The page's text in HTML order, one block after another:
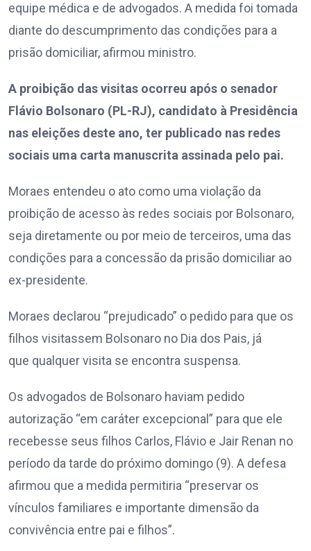
equipe médica e de advogados. A medida foi tomada
diante do descumprimento das condições para a
prisão domiciliar, afirmou ministro.
A proibição das visitas ocorreu após o senador
Flávio Bolsonaro (PL-RJ), candidato à Presidência
nas eleições deste ano, ter publicado nas redes
sociais uma carta manuscrita assinada pelo pai.
Moraes entendeu o ato como uma violação da
proibição de acesso às redes sociais por Bolsonaro,
seja diretamente ou por meio de terceiros, uma das
condições para a concessão da prisão domiciliar ao
ex-presidente.
Moraes declarou “prejudicado” o pedido para que os
filhos visitassem Bolsonaro no Dia dos Pais, já
que qualquer visita se encontra suspensa.
Os advogados de Bolsonaro haviam pedido
autorização “em caráter excepcional” para que ele
recebesse seus filhos Carlos, Flávio e Jair Renan no
período da tarde do próximo domingo (9). A defesa
afirmou que a medida permitiria “preservar os
vínculos familiares e importante dimensão da
convivência entre pai e filhos”.